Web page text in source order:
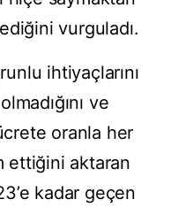
vurguladı.
ihtiyaçlarını
ve
oranla her
ettiğini aktaran
kadar geçen